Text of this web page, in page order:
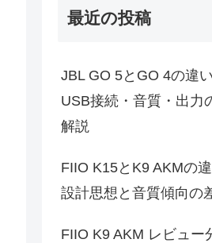
最近の投稿
JBL GO 5とGO 4の違
USB接続・音質・出力
解説
FIIO K15とK9 AKMの
設計思想と音質傾向の
FIIO K9 AKM レビュー